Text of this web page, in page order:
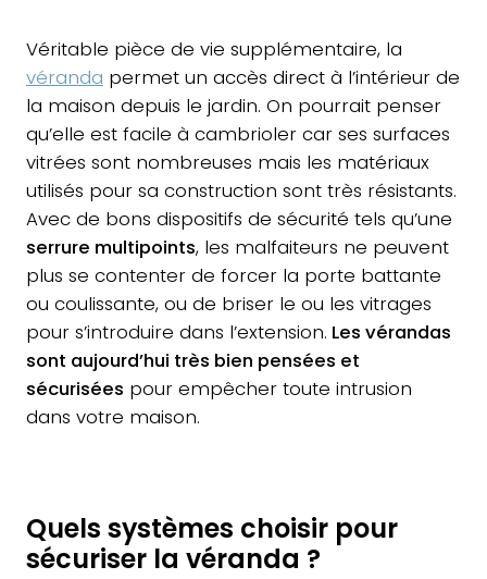
Véritable pièce de vie supplémentaire, la
véranda permet un accès direct à l’intérieur de
la maison depuis le jardin. On pourrait penser
qu’elle est facile à cambrioler car ses surfaces
vitrées sont nombreuses mais les matériaux
utilisés pour sa construction sont très résistants.
Avec de bons dispositifs de sécurité tels qu’une
serrure multipoints, les malfaiteurs ne peuvent
plus se contenter de forcer la porte battante
ou coulissante, ou de briser le ou les vitrages
pour s’introduire dans l’extension. Les vérandas
sont aujourd’hui très bien pensées et
sécurisées pour empêcher toute intrusion
dans votre maison.
Quels systèmes choisir pour
sécuriser la véranda ?